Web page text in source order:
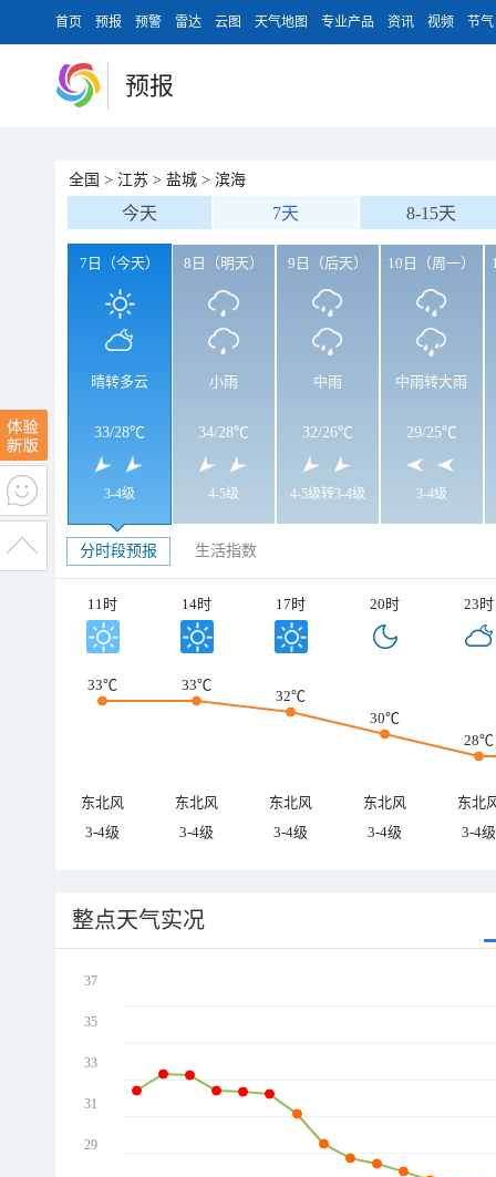
首页 预报 预警 雷达 云图 天气地图 专业产品 资讯 视频 节气
预报
全国 > 江苏 > 盐城 > 滨海
今天 7天 8-15天
7日（今天）
晴转多云
33/28℃
3-4级
8日（明天）
小雨
34/28℃
4-5级
9日（后天）
中雨
32/26℃
4-5级转3-4级
10日（周一）
中雨转大雨
29/25℃
3-4级
分时段预报 生活指数
11时 14时 17时 20时 23时
33℃ 33℃
32℃
30℃
28℃
东北风 东北风 东北风 东北风
东北
3-4级
3-4级 3-4级 3-4级 3-4级
整点天气实况
37
35
33
31
29